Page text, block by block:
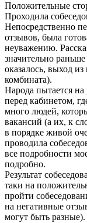
Положительные
Проходила
Непосредственно
отзывов, была
неуважению.
значительно
оказалось, выход
комбината).
Народа пытается на
перед кабинетом,
много людей,
вакансий (а их, к
в порядке живой
проводила
все подробности
подробно.
Результат
таки на
пройти
на негативные
могут быть разные).